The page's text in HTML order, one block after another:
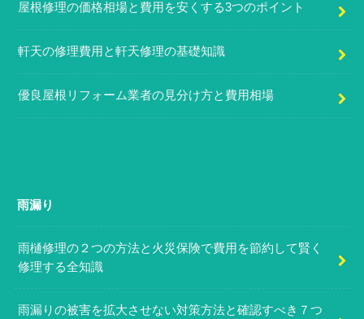
屋根修理の価格相場と費用を安くする3つのポイント
軒天の修理費用と軒天修理の基礎知識
優良屋根リフォーム業者の見分け方と費用相場
雨漏り
雨樋修理の２つの方法と火災保険で費用を節約して賢く
修理する全知識
雨漏りの被害を拡大させない対策方法と確認すべき７つ